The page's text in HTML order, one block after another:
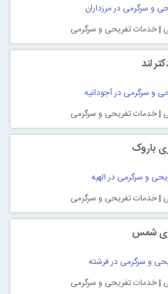
و سرگرمی در مرزداران
|خدمات تفریحی و سرگرمی
لند
و سرگرمی در آجودانیه
|خدمات تفریحی و سرگرمی
باروک
و سرگرمی در الهیه
|خدمات تفریحی و سرگرمی
شمس
و سرگرمی در فرشته
|خدمات تفریحی و سرگرمی